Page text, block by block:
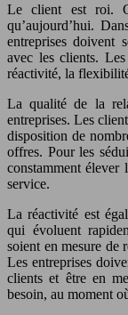
Le client est roi.
qu’aujourd’hui.
entreprises doivent
avec les clients.
réactivité, la
La qualité de la
entreprises. Les
disposition de
offres. Pour les
constamment élever
service.
La réactivité est
qui évoluent
soient en mesure de
Les entreprises
clients et être en
besoin, au moment